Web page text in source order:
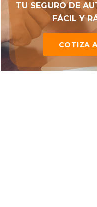
TU SEGURO DE
FÁCIL Y
COTIZA